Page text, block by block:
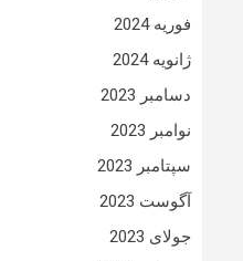
فوریه 2024
ژانویه 2024
دسامبر 2023
نوامبر 2023
سپتامبر 2023
آگوست 2023
جولای 2023